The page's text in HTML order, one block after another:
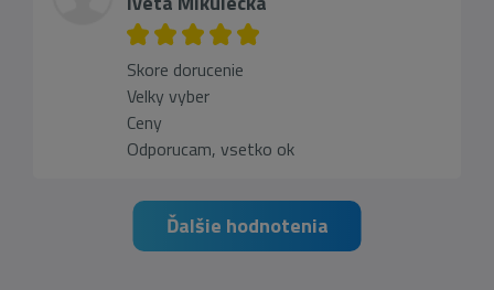
Skore dorucenie
Velky vyber
Ceny
Odporucam, vsetko ok
Ďalšie hodnotenia